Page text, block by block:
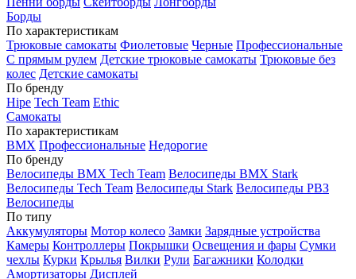
Борды
По характеристикам
Трюковые самокаты Фиолетовые Черные Профессиональные
С прямым рулем Детские трюковые самокаты Трюковые без
колес Детские самокаты
По бренду
Hipe Tech Team Ethic
Самокаты
По характеристикам
BMX Профессиональные Недорогие
По бренду
Велосипеды BMX Tech Team Велосипеды BMX Stark
Велосипеды Tech Team Велосипеды Stark Велосипеды РВЗ
Велосипеды
По типу
Аккумуляторы Мотор колесо Замки Зарядные устройства
Камеры Контроллеры Покрышки Освещения и фары Сумки
чехлы Курки Крылья Вилки Рули Багажники Колодки
Амортизаторы Дисплей